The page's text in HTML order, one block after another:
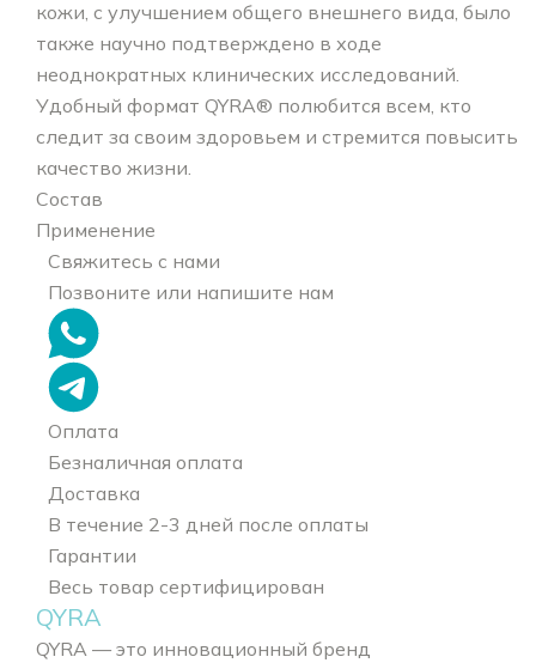
кожи, с улучшением общего внешнего вида, было
также научно подтверждено в ходе
неоднократных клинических исследований.
Удобный формат QYRA® полюбится всем, кто
следит за своим здоровьем и стремится повысить
качество жизни.
Состав
Применение
Свяжитесь с нами
Позвоните или напишите нам
Оплата
Безналичная оплата
Доставка
В течение 2-3 дней после оплаты
Гарантии
Весь товар сертифицирован
QYRA
QYRA — это инновационный бренд